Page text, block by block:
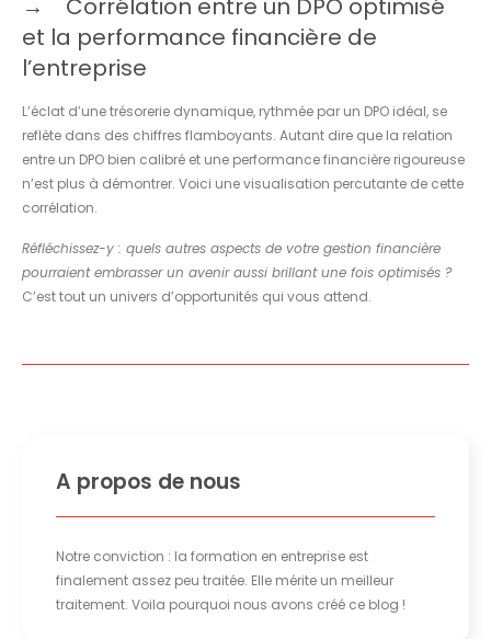
Corrélation entre un DPO optimisé
et la performance financière de
l’entreprise
L’éclat d’une trésorerie dynamique, rythmée par un DPO idéal, se
reflète dans des chiffres flamboyants. Autant dire que la relation
entre un DPO bien calibré et une performance financière rigoureuse
n’est plus à démontrer. Voici une visualisation percutante de cette
corrélation.
Réfléchissez-y : quels autres aspects de votre gestion financière
pourraient embrasser un avenir aussi brillant une fois optimisés ?
C’est tout un univers d’opportunités qui vous attend.
A propos de nous
Notre conviction : la formation en entreprise est
finalement assez peu traitée. Elle mérite un meilleur
traitement. Voila pourquoi nous avons créé ce blog !